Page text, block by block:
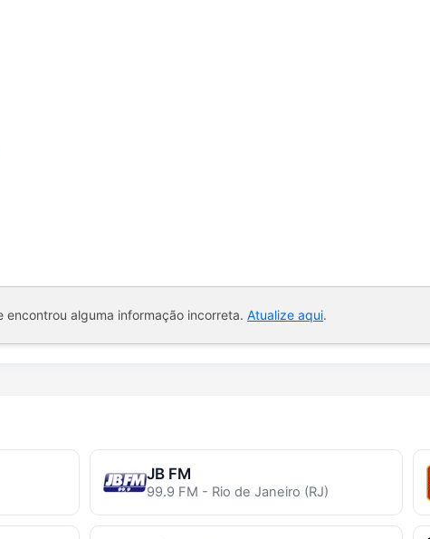
encontrou alguma informação incorreta. Atualize aqui.
JB FM
99.9 FM - Rio de Janeiro (RJ)